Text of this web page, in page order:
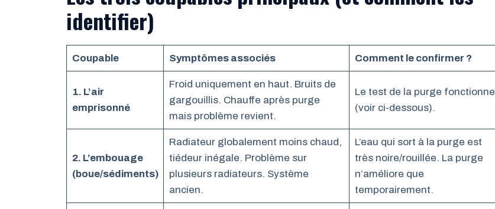
identifier)
Coupable Symptômes associés Comment le confirmer ?
1. L’air
emprisonné
Froid uniquement en haut. Bruits de
gargouillis. Chauffe après purge
mais problème revient.
Le test de la purge fonctionne
(voir ci-dessous).
2. L’embouage
(boue/sédiments)
Radiateur globalement moins chaud,
tiédeur inégale. Problème sur
plusieurs radiateurs. Système
ancien.
L’eau qui sort à la purge est
très noire/rouillée. La purge
n’améliore que
temporairement.